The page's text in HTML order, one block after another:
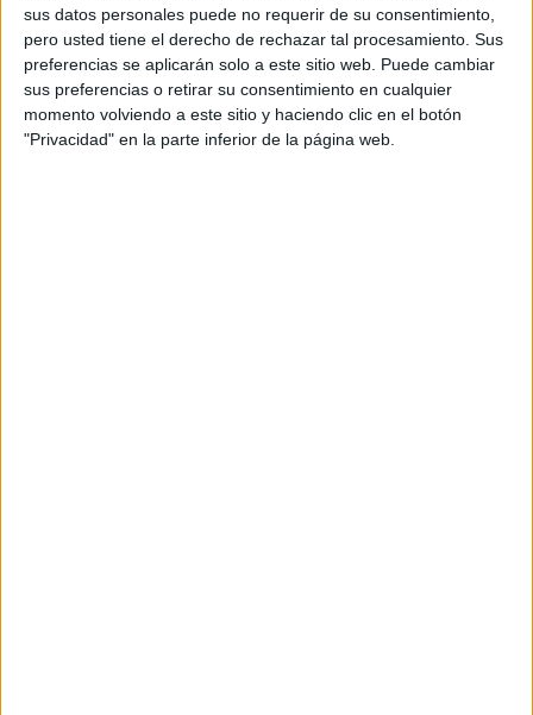
sus datos personales puede no requerir de su consentimiento,
pero usted tiene el derecho de rechazar tal procesamiento. Sus
preferencias se aplicarán solo a este sitio web. Puede cambiar
sus preferencias o retirar su consentimiento en cualquier
momento volviendo a este sitio y haciendo clic en el botón
"Privacidad" en la parte inferior de la página web.
El líder de Ciudadanos ha lanzado un segundo mensaje a
la hora de apuntar el origen de la situación de presión
migratoria que vive el país y, sobre todo, el sur peninsular,
Ceuta y Melilla. Habla de efecto llamada y responsabiliza
directamente al buenismo del Gobierno de Pedro